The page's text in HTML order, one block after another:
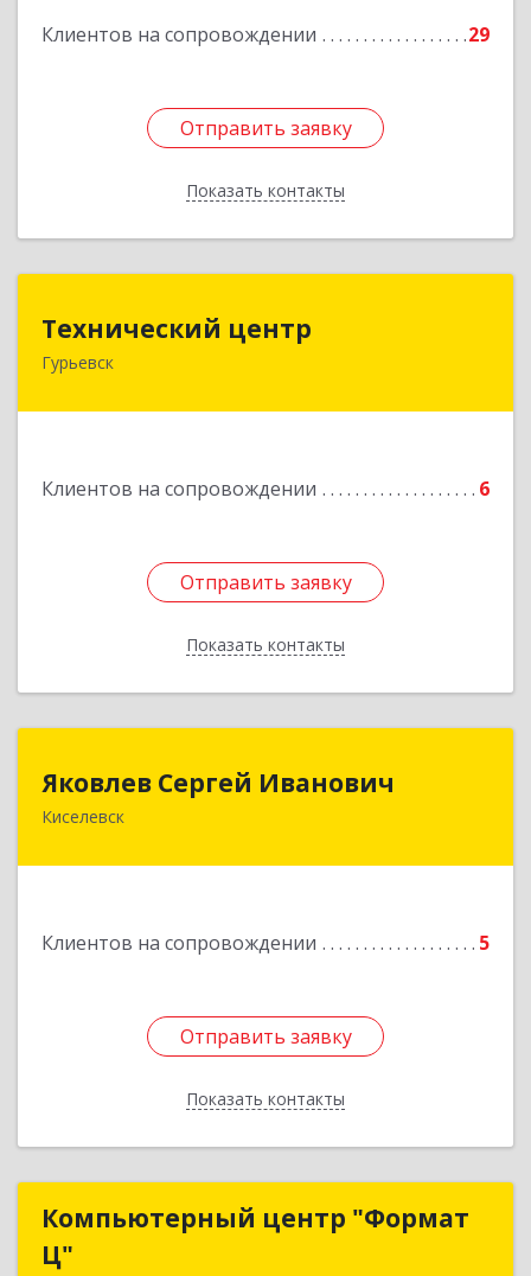
Клиентов на сопровождении 29
Отправить заявку
Показать контакты
Отправить заявку
Назад
Технический центр
Гурьевск
Клиентов на сопровождении 6
Отправить заявку
Показать контакты
Отправить заявку
Назад
Яковлев Сергей Иванович
Киселевск
Клиентов на сопровождении 5
Отправить заявку
Показать контакты
Яковлев Сергей Иванович
650002, Кемеровская обл, г.Кемерово, пр-т
Отправить заявку
Назад
Компьютерный центр "Формат
Ц"
Компьютерный центр "Формат